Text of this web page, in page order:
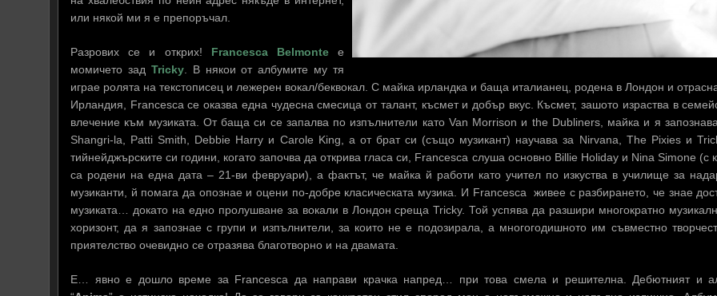
или някой ми я е препоръчал.
Разрових се и открих! Francesca Belmonteе
момичето зад Tricky. В някои от албумите му тя
играе ролята на текстописец и лежерен вокал/беквокал. С майка ирландка и баща италианец, родена в Лондон и
Ирландия, Francesca се оказва една чудесна смесица от талант, късмет и добър вкус. Късмет, зашото израства в
влечение към музиката. От баща си се запалва по изпълнители като Van Morrison и the Dubliners, майка и я
Shangri-la, Patti Smith, Debbie Harry и Carole King, а от брат си (също музикант) научава за Nirvana, The Pixies и
тийнейджърските си години, когато започва да открива гласа си, Francesca слуша основно Billie Holiday и Nina Simone (с
са родени на една дата – 21-ви февруари), а фактът, че майка й работи като учител по изкуства в училище за
музиканти, й помага да опознае и оцени по-добре класическата музика. И Francesca живее с разбирането, че знае
музиката… докато на едно пролушване за вокали в Лондон среща Tricky. Той успява да разшири многократно
хоризонт, да я запознае с групи и изпълнители, за които не е подозирала, а многогодишното им съвместно
приятелство очевидно се отразява благотворно и на двамата.
E… явно е дошло време за Francesca да направи крачка напред… при това смела и решителна. Дебютният и